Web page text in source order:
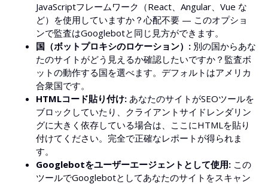
ユーザーエージェントにGooglebotを使用
JavaScriptフレームワーク（React、Angular、Vue な
ど）を使用していますか？心配不要 — このオプショ
ンで監査はGooglebotと同じ見方ができます。
国（ボットプロキシのロケーション）: 別の国からあな
たのサイトがどう見えるか確認したいですか？監査ボ
ットの動作する国を選べます。デフォルトはアメリカ
合衆国です。
HTMLコード貼り付け: あなたのサイトがSEOツールを
ブロックしていたり、クライアントサイドレンダリン
グに大きく依存している場合は、ここにHTMLを貼り
付けてください。完全で正確なレポートが得られま
す。
Googlebotをユーザーエージェントとして使用: この
ツールでGooglebotとしてあなたのサイトをスキャン